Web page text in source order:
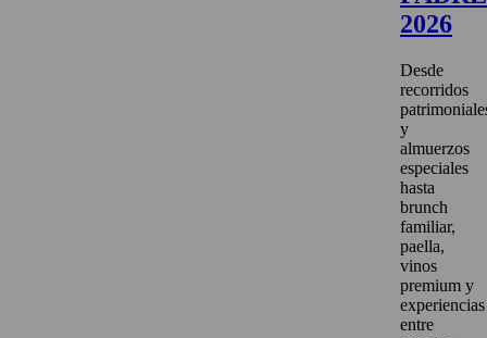
2026
Desde
recorridos
y
almuerzos
especiales
hasta
brunch
familiar,
paella,
vinos
premium y
experiencias
entre